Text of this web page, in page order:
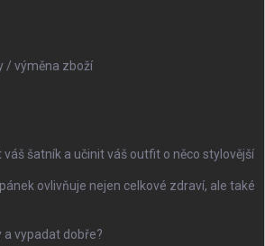
/ výměna zboží
váš šatník a učinit váš outfit o něco stylovější
ovlivňuje nejen celkové zdraví, ale také
vypadat dobře?